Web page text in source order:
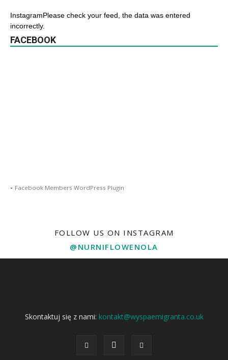
InstagramPlease check your feed, the data was entered
incorrectly.
FACEBOOK
- Facebook Members WordPress Plugin
FOLLOW US ON INSTAGRAM
@NURNIFLOWENOLA
Skontaktuj się z nami: kontakt@wyspaemigranta.co.uk